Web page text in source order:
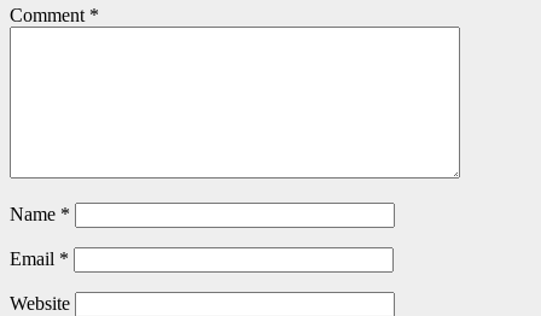
Comment *
Name *
Email *
Website